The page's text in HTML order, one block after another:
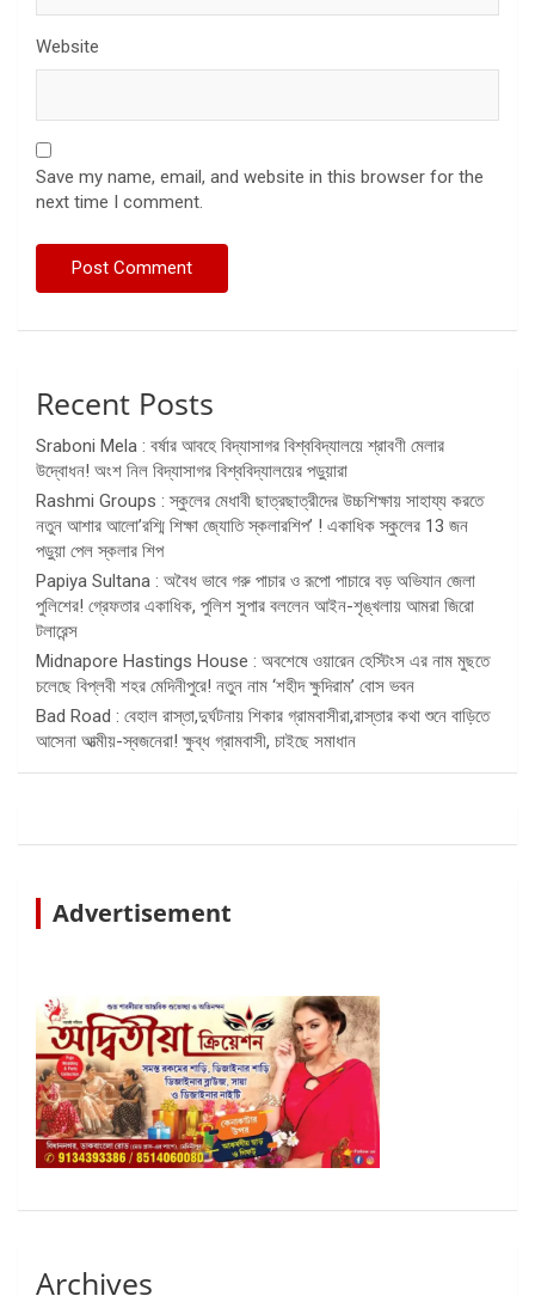
Website
Save my name, email, and website in this browser for the
next time I comment.
Recent Posts
Sraboni Mela : বর্ষার আবহে বিদ্যাসাগর বিশ্ববিদ্যালয়ে শ্রাবণী মেলার
উদ্বোধন! অংশ নিল বিদ্যাসাগর বিশ্ববিদ্যালয়ের পড়ুয়ারা
Rashmi Groups : স্কুলের মেধাবী ছাত্রছাত্রীদের উচ্চশিক্ষায় সাহায্য করতে
নতুন আশার আলো’রশ্মি শিক্ষা জ্যোতি স্কলারশিপ’ ! একাধিক স্কুলের 13 জন
পড়ুয়া পেল স্কলার শিপ
Papiya Sultana : অবৈধ ভাবে গরু পাচার ও রূপো পাচারে বড় অভিযান জেলা
পুলিশের! গ্রেফতার একাধিক, পুলিশ সুপার বললেন আইন-শৃঙ্খলায় আমরা জিরো
টলারেন্স
Midnapore Hastings House : অবশেষে ওয়ারেন হেস্টিংস এর নাম মুছতে
চলেছে বিপ্লবী শহর মেদিনীপুরে! নতুন নাম ‘শহীদ ক্ষুদিরাম’ বোস ভবন
Bad Road : বেহাল রাস্তা,দুর্ঘটনায় শিকার গ্রামবাসীরা,রাস্তার কথা শুনে বাড়িতে
আসেনা আত্মীয়-স্বজনেরা! ক্ষুব্ধ গ্রামবাসী, চাইছে সমাধান
Advertisement
Archives